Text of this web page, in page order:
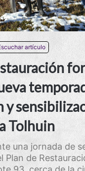
artículo
y
Tolhuin
una jornada de
Plan de